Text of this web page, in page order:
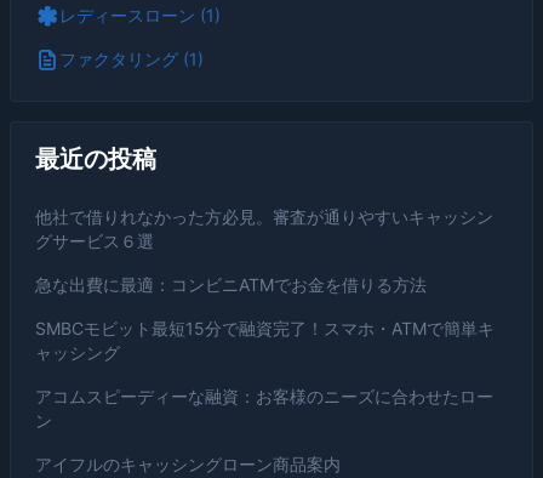
レディースローン (1)
ファクタリング (1)
最近の投稿
他社で借りれなかった方必見。審査が通りやすいキャッシン
グサービス６選
急な出費に最適：コンビニATMでお金を借りる方法
SMBCモビット最短15分で融資完了！スマホ・ATMで簡単キ
ャッシング
アコムスピーディーな融資：お客様のニーズに合わせたロー
ン
アイフルのキャッシングローン商品案内